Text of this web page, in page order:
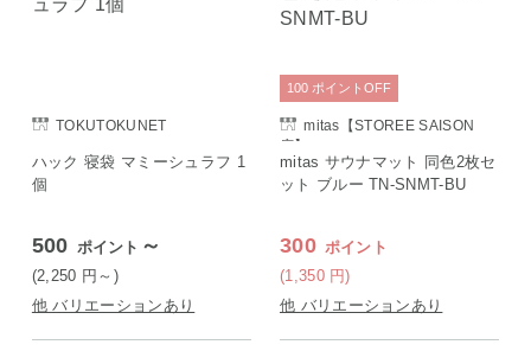
TOKUTOKUNET
ハック 寝袋 マミーシュラフ 1
個
500 ポイント ～
(2,250 円 ～)
他 バリエーションあり
mitas【STOREE SAISON
店】
mitas サウナマット 同色2枚セ
ット ブルー TN-SNMT-BU
300 ポイント
(1,350 円)
100 ポイント OFF
他 バリエーションあり